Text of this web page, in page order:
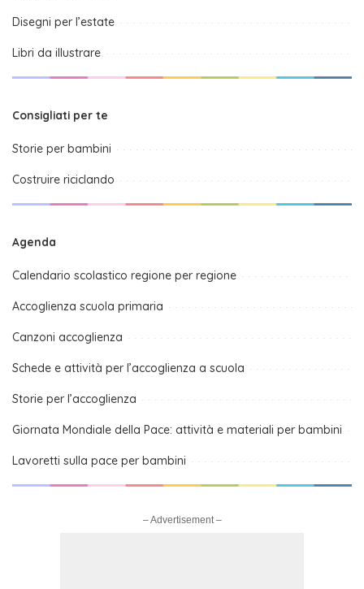
Disegni per l’estate
Libri da illustrare
Consigliati per te
Storie per bambini
Costruire riciclando
Agenda
Calendario scolastico regione per regione
Accoglienza scuola primaria
Canzoni accoglienza
Schede e attività per l’accoglienza a scuola
Storie per l’accoglienza
Giornata Mondiale della Pace: attività e materiali per bambini
Lavoretti sulla pace per bambini
– Advertisement –